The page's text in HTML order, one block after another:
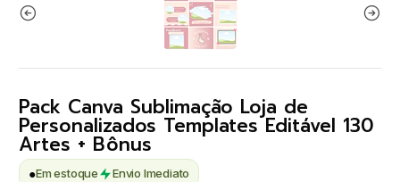
Pack Canva Sublimação Loja de
Personalizados Templates Editável 130
Artes + Bônus
●Em estoque Envio Imediato